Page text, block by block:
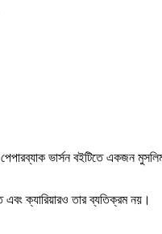
ভার্সন বইটিতে একজন মুসলিম
এবং ক্যারিয়ারও তার ব্যতিক্রম নয়।